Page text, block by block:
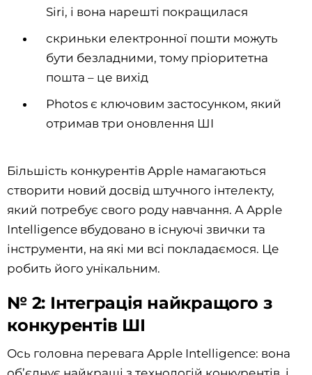
Siri, і вона нарешті покращилася
скриньки електронної пошти можуть
бути безладними, тому пріоритетна
пошта – це вихід
Photos є ключовим застосунком, який
отримав три оновлення ШI
Більшість конкурентів Apple намагаються
створити новий досвід штучного інтелекту,
який потребує свого роду навчання. А Apple
Intelligence вбудовано в існуючі звички та
інструменти, на які ми всі покладаємося. Це
робить його унікальним.
№ 2: Інтеграція найкращого з
конкурентів ШІ
Ось головна перевага Apple Intelligence: вона